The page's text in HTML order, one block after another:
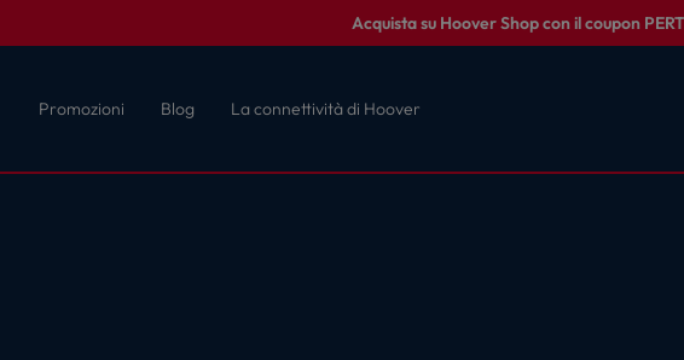
Acquista su Hoover Shop con il coupon
Promozioni Blog La connettività di Hoover